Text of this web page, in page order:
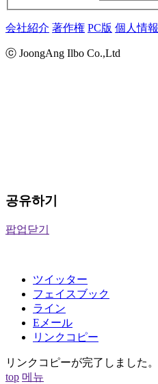
会社紹介 著作権 PC版 個人情報
ⓒ JoongAng Ilbo Co.,Ltd
공유하기
팝업닫기
ツイッター
フェイスブック
ライン
Eメール
リンクコピー
リンクコピーが完了しました。
top 메뉴